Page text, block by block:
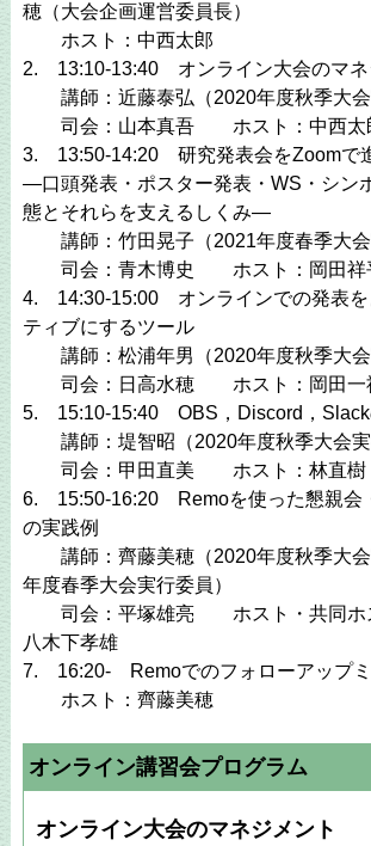
穂（大会企画運営委員長）
ホスト：中西太郎
2. 13:10-13:40 オンライン大会のマネ
講師：近藤泰弘（2020年度秋季大会
司会：山本真吾 ホスト：中西太
3. 13:50-14:20 研究発表会をZoomで
―口頭発表・ポスター発表・WS・シン
態とそれらを支えるしくみ―
講師：竹田晃子（2021年度春季大会
司会：青木博史 ホスト：岡田祥
4. 14:30-15:00 オンラインでの発表を
ティブにするツール
講師：松浦年男（2020年度秋季大会
司会：日高水穂 ホスト：岡田一
5. 15:10-15:40 OBS，Discord，Slack
講師：堤智昭（2020年度秋季大会実
司会：甲田直美 ホスト：林直樹
6. 15:50-16:20 Remoを使った懇親会
の実践例
講師：齊藤美穂（2020年度秋季大会
年度春季大会実行委員）
司会：平塚雄亮 ホスト・共同ホス
八木下孝雄
7. 16:20- Remoでのフォローアップ
ホスト：齊藤美穂
オンライン講習会プログラム
オンライン大会のマネジメント